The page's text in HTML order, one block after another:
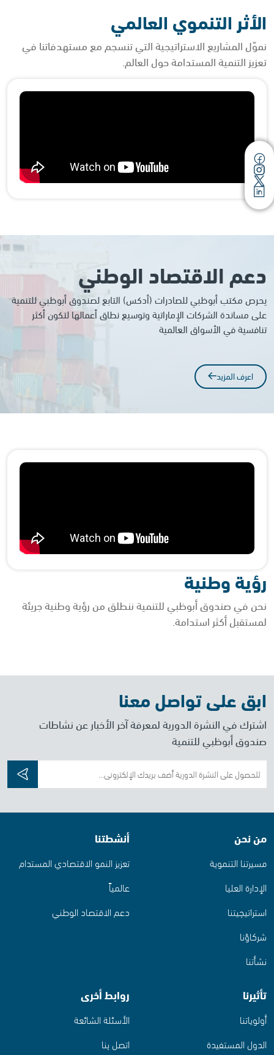
الأثر التنموي العالمي
نموّل المشاريع الاستراتيجية التي تنسجم مع مستهدفاتنا في
تعزيز التنمية المستدامة حول العالم.
دعم الاقتصاد الوطني
يحرص مكتب أبوظبي للصادرات (أدكس) التابع لصندوق أبوظبي للتنمية
على مساندة الشركات الإماراتية وتوسيع نطاق أعمالها لتكون أكثر
تنافسية في الأسواق العالمية
اعرف المزيد
رؤية وطنية
نحن في صندوق أبوظبي للتنمية ننطلق من رؤية وطنية جريئة
لمستقبل أكثر استدامة.
ابق على تواصل معنا
اشترك في النشرة الدورية لمعرفة آخر الأخبار عن نشاطات
صندوق أبوظبي للتنمية
من نحن
مسيرتنا التنموية
الإدارة العليا
استراتيجيتنا
شركاؤنا
نشأتنا
أنشطتنا
تعزيز النمو الاقتصادي المستدام
عالمياً
دعم الاقتصاد الوطني
تأثيرنا
أولوياتنا
الدول المستفيدة
روابط أخرى
الأسئلة الشائعة
اتصل بنا